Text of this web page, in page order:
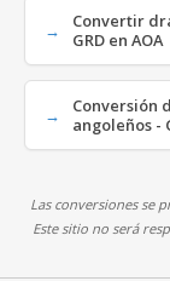
Convertir
GRD en AOA
Conversión
angoleños -
Las conversiones se
Este sitio no será